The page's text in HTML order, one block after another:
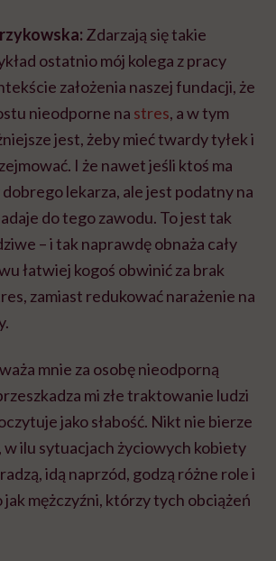
Zdarzają się takie
ostatnio mój kolega z pracy
założenia naszej fundacji, że
nieodporne na stres, a w tym
jest, żeby mieć twardy tyłek i
I że nawet jeśli ktoś ma
lekarza, ale jest podatny na
do tego zawodu. To jest tak
– i tak naprawdę obnaża cały
łatwiej kogoś obwinić za brak
zamiast redukować narażenie na
mnie za osobę nieodporną
mi złe traktowanie ludzi
jako słabość. Nikt nie bierze
w ilu sytuacjach życiowych kobiety
idą naprzód, godzą różne role i
jak mężczyźni, którzy tych obciążeń